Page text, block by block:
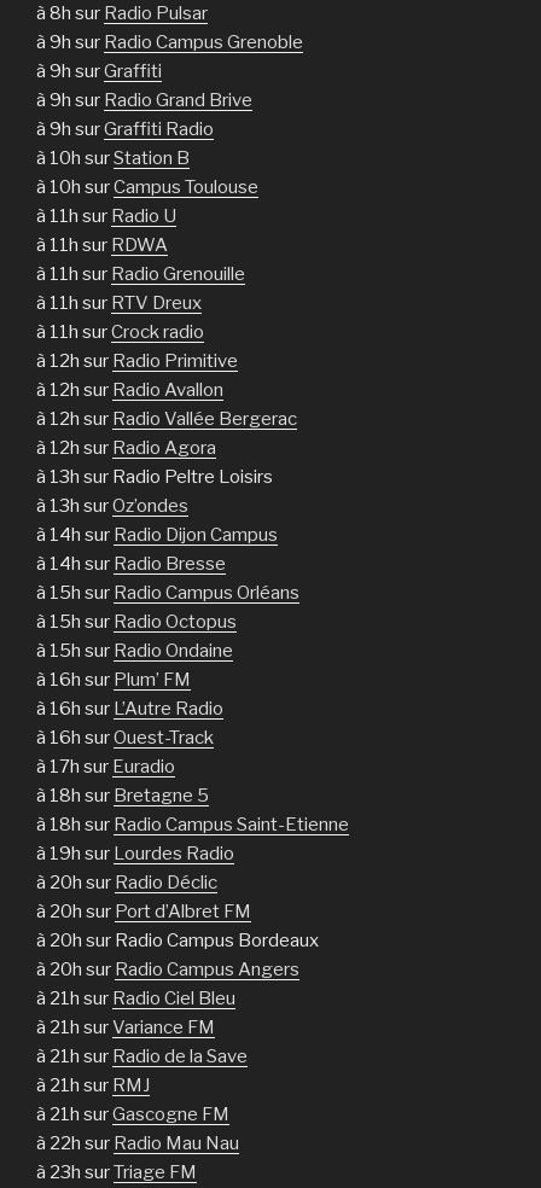
à 8h sur Radio Pulsar
à 9h sur Radio Campus Grenoble
à 9h surGraffiti
à 9h sur Radio Grand Brive
à 9h surGraffiti Radio
à 10h surStation B
à 10h surCampus Toulouse
à 11h sur Radio U
à 11h sur RDWA
à 11h sur Radio Grenouille
à 11h sur RTV Dreux
à 11h surCrock radio
à 12h sur Radio Primitive
à 12h sur Radio Avallon
à 12h sur Radio Vallée Bergerac
à 12h sur Radio Agora
à 13h sur Radio Peltre Loisirs
à 13h surOz’ondes
à 14h sur Radio Dijon Campus
à 14h sur Radio Bresse
à 15h sur Radio Campus Orléans
à 15h sur Radio Octopus
à 15h sur Radio Ondaine
à 16h sur Plum’ FM
à 16h sur L’Autre Radio
à 16h surOuest-Track
à 17h sur Euradio
à 18h sur Bretagne 5
à 18h sur Radio Campus Saint-Etienne
à 19h sur Lourdes Radio
à 20h sur Radio Déclic
à 20h sur Port d’Albret FM
à 20h sur Radio Campus Bordeaux
à 20h sur Radio Campus Angers
à 21h sur Radio Ciel Bleu
à 21h surVariance FM
à 21h sur Radio de la Save
à 21h sur RMJ
à 21h surGascogne FM
à 22h sur Radio Mau Nau
à 23h surTriage FM